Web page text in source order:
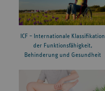
ICF – Internationale Klassifikation
der Funktionsfähigkeit,
Behinderung und Gesundheit